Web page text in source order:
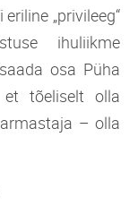
„privileeg“
ihuliikme
osa Püha
et tõeliselt olla
– olla